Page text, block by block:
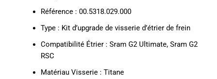
Référence : 00.5318.029.000
Type : Kit d’upgrade de visserie d’étrier de frein
Compatibilité Étrier : Sram G2 Ultimate, Sram G2
RSC
Matériau Visserie : Titane